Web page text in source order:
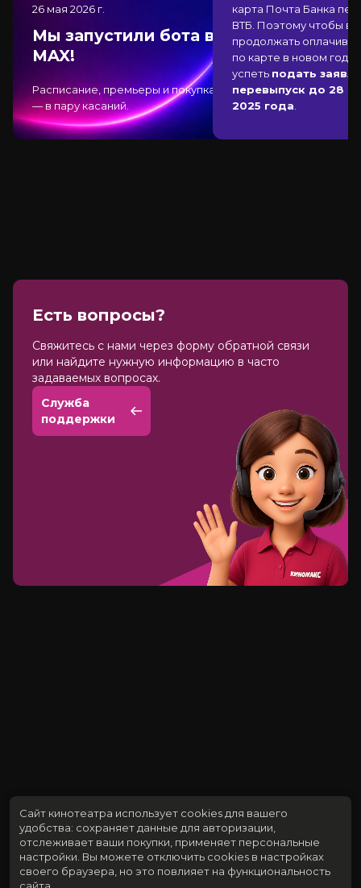
26 мая 2026 г.
Мы запустили бота в
MAX!
Расписание, премьеры и покупка
— в пару касаний.
карта Почта Банка
ВТБ . Поэтому чтобы
продолжать
по карте в новом
успеть подать
перевыпуск до 28
2025 года
Есть вопросы?
Cвяжитесь с нами через форму обратной связи
или найдите нужную информацию в часто
задаваемых вопросах.
Служба
поддержки
Сайт кинотеатра использует cookies для вашего
удобства: сохраняет данные для авторизации,
отслеживает ваши покупки, применяет персональные
настройки. Вы можете отключить cookies в настройках
своего браузера, но это повлияет на функциональность